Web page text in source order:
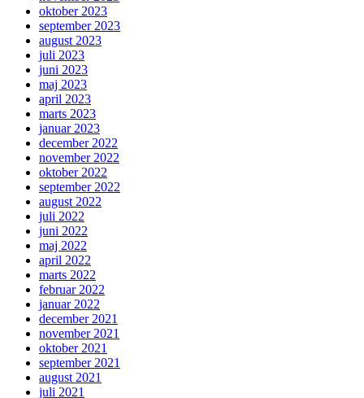
oktober 2023
september 2023
august 2023
juli 2023
juni 2023
maj 2023
april 2023
marts 2023
januar 2023
december 2022
november 2022
oktober 2022
september 2022
august 2022
juli 2022
juni 2022
maj 2022
april 2022
marts 2022
februar 2022
januar 2022
december 2021
november 2021
oktober 2021
september 2021
august 2021
juli 2021